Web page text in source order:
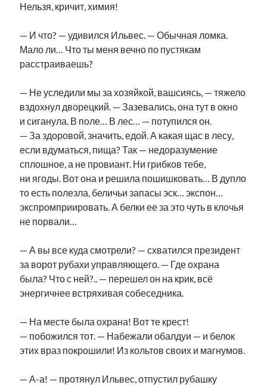
Нельзя, кричит, химия!
— И что? — удивился Ильвес. — Обычная ломка.
Мало ли… Что ты меня вечно по пустякам
расстраиваешь?
— Не уследили мы за хозяйкой, вашсиясь, — тяжело
вздохнул дворецкий. — Зазевались, она тут в окно
и сиганула. В поле… В лес… — потупился он.
— За здоровой, значить, едой. А какая щас в лесу,
если вдуматься, пища? Так — недоразумение
сплошное, а не провиант. Ни грибков тебе,
ни ягоды. Вот она и решила пошишковать… В дупло
то есть полезла, беличьи запасы эск… экспон…
экспромприировать. А белки ее за это чуть в клочья
не порвали…
— А вы все куда смотрели? — схватился президент
за ворот рубахи управляющего. — Где охрана
была? Что с ней?.. — перешел он на крик, всё
энергичнее встряхивая собеседника.
— На месте была охрана! Вот те крест!
— побожился тот. — Набежали обалдуи — и белок
этих враз покрошили! Из кольтов своих и магнумов.
— А-а! — протянул Ильвес, отпустил рубашку